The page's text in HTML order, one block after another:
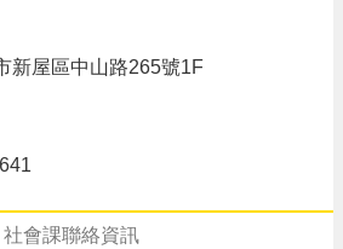
新屋區中山路265號1F
社會課聯絡資訊